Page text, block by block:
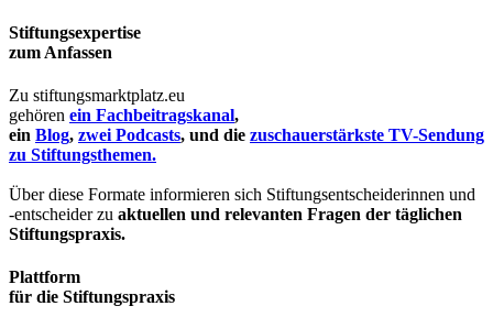
Stiftungsexpertise
zum Anfassen
Zu stiftungsmarktplatz.eu
gehören ein Fachbeitragskanal,
ein Blog, zwei Podcasts, und die zuschauerstärkste TV-Sendung
zu Stiftungsthemen.
Über diese Formate informieren sich Stiftungsentscheiderinnen und
-entscheider zu aktuellen und relevanten Fragen der täglichen
Stiftungspraxis.
Plattform
für die Stiftungspraxis